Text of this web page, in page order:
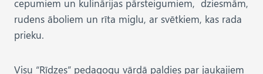
cepumiem un kulinārijas pārsteigumiem, dziesmām,
rudens āboliem un rīta miglu, ar svētkiem, kas rada
prieku.
Visu “Rīdzes” pedagogu vārdā paldies par jaukajiem